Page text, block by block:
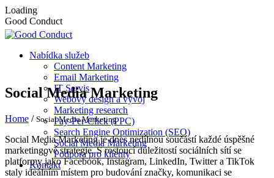
Loading
Good Conduct
Nabídka služeb
Content Marketing
Email Marketing
IT Servis
Webový design a vývoj
Marketing research
Pay-Per-Click (PPC)
Search Engine Optimization (SEO)
Social Media Marketing
Podpora pro klienty
Kontakt
Social Media Marketing
Home / Social Media Marketing
Social Media Marketing je dnes nedílnou součástí každé úspěšné
marketingové strategie. S rostoucí důležitostí sociálních sítí se
platformy jako Facebook, Instagram, LinkedIn, Twitter a TikTok
staly ideálním místem pro budování značky, komunikaci se